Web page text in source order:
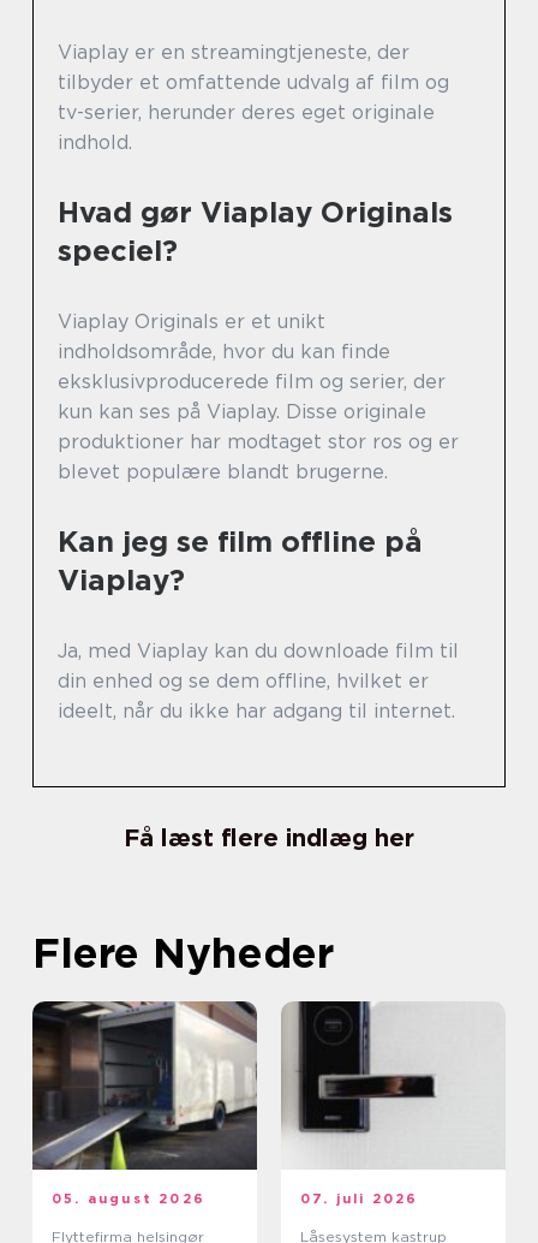
Viaplay er en streamingtjeneste, der
tilbyder et omfattende udvalg af film og
tv-serier, herunder deres eget originale
indhold.
Hvad gør Viaplay Originals
speciel?
Viaplay Originals er et unikt
indholdsområde, hvor du kan finde
eksklusivproducerede film og serier, der
kun kan ses på Viaplay. Disse originale
produktioner har modtaget stor ros og er
blevet populære blandt brugerne.
Kan jeg se film offline på
Viaplay?
Ja, med Viaplay kan du downloade film til
din enhed og se dem offline, hvilket er
ideelt, når du ikke har adgang til internet.
Få læst flere indlæg her
Flere Nyheder
05. august 2026
Flyttefirma helsingør
07. juli 2026
Låsesystem kastrup